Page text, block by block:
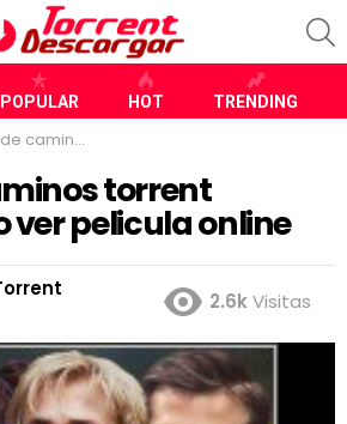
POPULAR HOT TRENDING
descargar o ver pelicula online
torrent
ver pelicula online
2.6kVisitas